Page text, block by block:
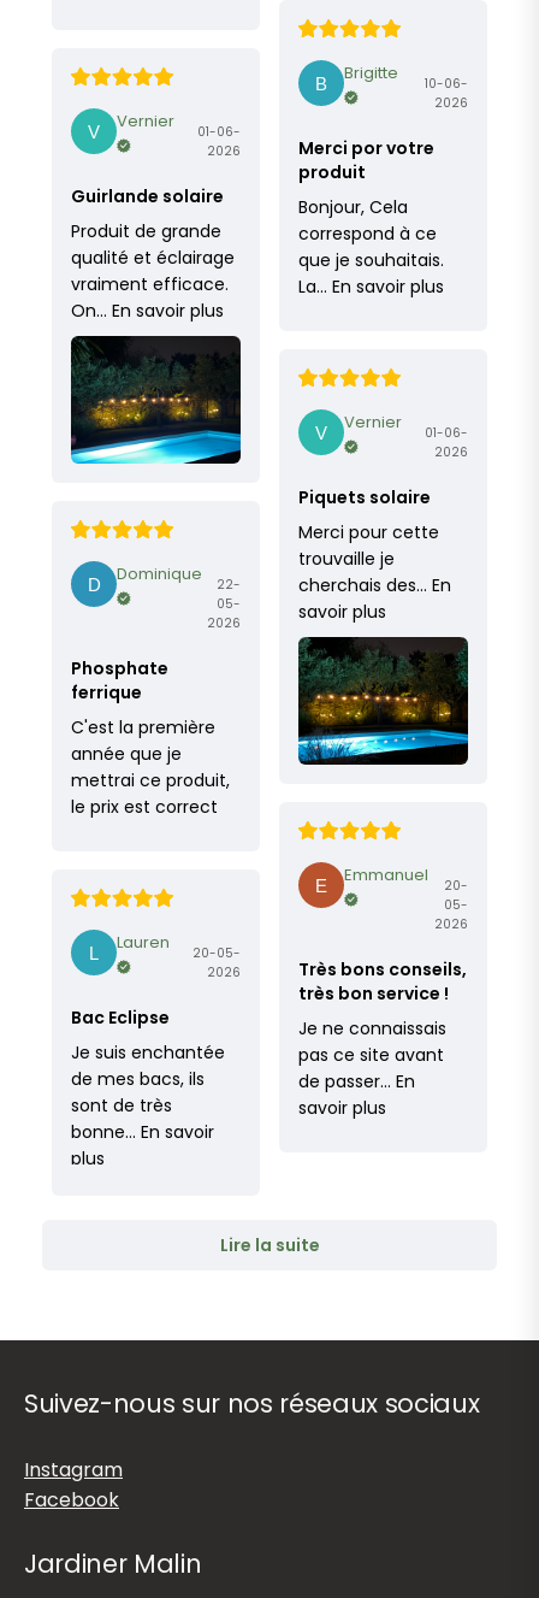
Brigitte
10-06-
2026
Merci por votre
produit
Bonjour, Cela
correspond à ce
que je souhaitais.
La… En savoir plus
Vernier
01-06-
2026
Guirlande solaire
Produit de grande
qualité et éclairage
vraiment efficace.
On… En savoir plus
Vernier
01-06-
2026
Piquets solaire
Merci pour cette
trouvaille je
cherchais des… En
savoir plus
Dominique
22-
05-
2026
Phosphate
ferrique
C'est la première
année que je
mettrai ce produit,
le prix est correct
Emmanuel
20-
05-
2026
Très bons conseils,
très bon service !
Je ne connaissais
pas ce site avant
de passer… En
savoir plus
Lauren
20-05-
2026
Bac Eclipse
Je suis enchantée
de mes bacs, ils
sont de très
bonne… En savoir
plus
Lire la suite
Suivez-nous sur nos réseaux sociaux
Instagram
Facebook
Jardiner Malin